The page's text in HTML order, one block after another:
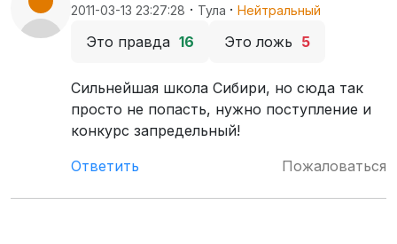
2011-03-13 23:27:28 · Тула · Нейтральный
Это правда 16 Это ложь 5
Сильнейшая школа Сибири, но сюда так
просто не попасть, нужно поступление и
конкурс запредельный!
Ответить
Пожаловаться